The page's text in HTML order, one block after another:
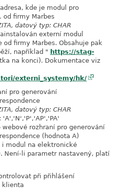
adresa, kde je modul pro
od firmy Marbes
datový typ: CHAR
externí modul
od firmy Marbes. Obsahuje pak
například " https://stag-
na konci). Dokumentace viz
externi_systemy/hk/
pro generování
datový typ: CHAR
'A','N','P','AP','PA'
rozhraní pro generování
(hodnota A)
modul na elektronické
Není-li parametr nastavený, platí
při přihlášení
klienta